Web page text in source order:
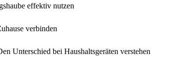
effektiv nutzen
verbinden
Unterschied bei Haushaltsgeräten verstehen